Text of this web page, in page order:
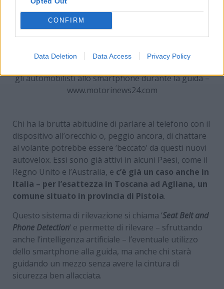
CONFIRM
Data Deletion Data Access Privacy Policy
gli automobilisti allo smartphone durante la guida –
www.motorinews24.com
Chi ha la brutta abitudine di parlare al telefono con il
dispositivo all’orecchio o, peggio ancora, di chattare
al volante potrebbe essere ‘beccato’ da questi nuovi
autovelox. Essi sono già attivi in alcuni Paesi, come il
Regno Unito e l’Australia, e c’è già un caso anche in
Italia – per l’esattezza in Toscana ad Agliana, un
comune situato in provincia di Pistoia.
Questo sistema di rilevazione si chiama ‘Seat Belt and
Phone Detection‘ e permette di rilevare – sfruttando
anche l’intelligenza artificiale – l’eventuale utilizzo
dello smartphone alla guida, ma anche chi starà
guidando un mezzo senza avere la cintura di
sicurezza ben allacciata.